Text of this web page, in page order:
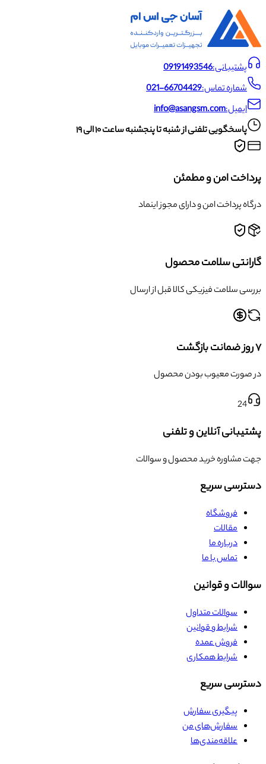
پشتیبانی:09191493546
شماره تماس:021-66704429
ایمیل:info@asangsm.com
پاسخگویی تلفنی از شنبه تا پنجشنبه ساعت ۱۰ الی ۱۹
پرداخت امن و مطمئن
درگاه پرداخت امن و دارای مجوز اینماد
گارانتی سلامت محصول
بررسی سلامت فیزیکی کالا قبل از ارسال
۷ روز ضمانت بازگشت
در صورت معیوب بودن محصول
24
پشتیبانی آنلاین و تلفنی
جهت مشاوره خرید محصول و سوالات
دسترسی سریع
فروشگاه
مقالات
درباره ما
تماس با ما
سوالات و قوانین
سوالات متداول
شرایط و قوانین
فروش عمده
شرایط همکاری
دسترسی سریع
پیگیری سفارش
سفارش‌های من
علاقه‌مندی‌ها